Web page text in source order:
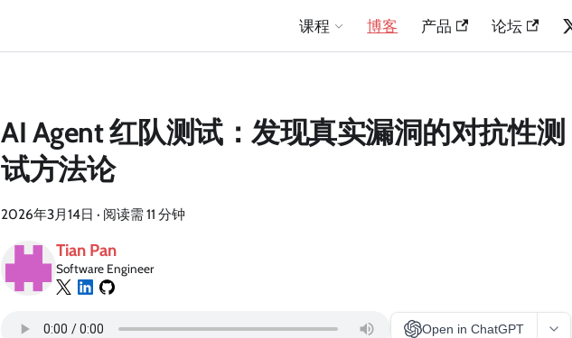
课程 博客 产品 论坛
AI Agent 红队测试：发现真实漏洞的对抗性测
试方法论
2026年3月14日 · 阅读需 11 分钟
Tian Pan
Software Engineer
Open in ChatGPT